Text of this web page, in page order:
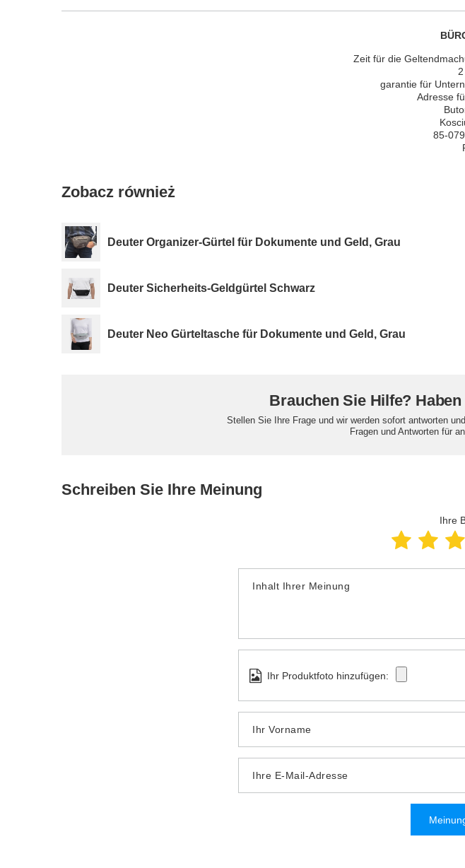
Zeit für die
garantie für
Adresse
85-
Zobacz również
Deuter Organizer-Gürtel für Dokumente und Geld, Grau
Deuter Sicherheits-Geldgürtel Schwarz
Deuter Neo Gürteltasche für Dokumente und Geld, Grau
Brauchen Sie Hilfe?
Stellen Sie Ihre Frage und wir werden sofort antworten
Fragen und Antworten für
Schreiben Sie Ihre Meinung
Ihre
Inhalt Ihrer Meinung
Ihr Produktfoto hinzufügen:
Ihr Vorname
Ihre E-Mail-Adresse